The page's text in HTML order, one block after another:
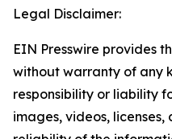
Legal Disclaimer:
EIN Presswire provides
without warranty of any
responsibility or liability
images, videos,